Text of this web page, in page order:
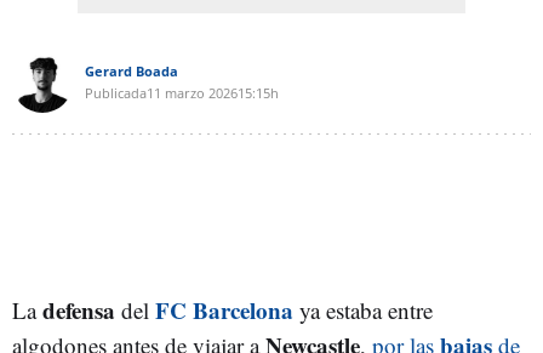
Gerard Boada
Publicada11 marzo 202615:15h
Ladefensa del FC Barcelona ya estaba entre
algodones antes de viajar aNewcastle, por las bajas de